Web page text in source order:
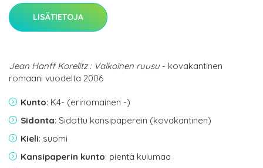
LISÄTIETOJA
Jean Hanff Korelitz : Valkoinen ruusu - kovakantinen
romaani vuodelta 2006
Kunto: K4- (erinomainen -)
Sidonta: Sidottu kansipaperein (kovakantinen)
Kieli: suomi
Kansipaperin kunto: pientä kulumaa